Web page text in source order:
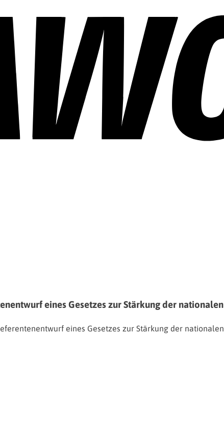
eines Gesetzes zur Stärkung der nationalen
eines Gesetzes zur Stärkung der nationalen